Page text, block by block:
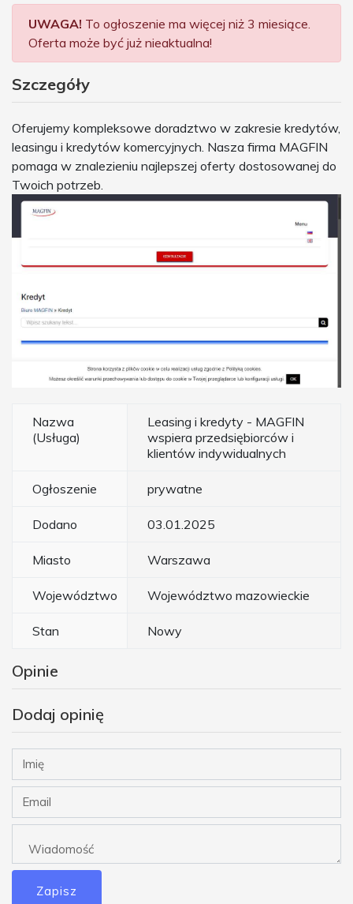
UWAGA! To ogłoszenie ma więcej niż 3 miesiące.
Oferta może być już nieaktualna!
Szczegóły
Oferujemy kompleksowe doradztwo w zakresie kredytów,
leasingu i kredytów komercyjnych. Nasza firma MAGFIN
pomaga w znalezieniu najlepszej oferty dostosowanej do
Twoich potrzeb.
Nazwa
(Usługa)
Leasing i kredyty - MAGFIN
wspiera przedsiębiorców i
klientów indywidualnych
Ogłoszenie prywatne
Dodano 03.01.2025
Miasto Warszawa
Województwo Województwo mazowieckie
Stan Nowy
Opinie
Dodaj opinię
Zapisz